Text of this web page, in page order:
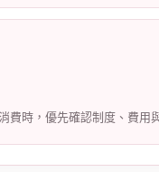
費時，優先確認制度、費用